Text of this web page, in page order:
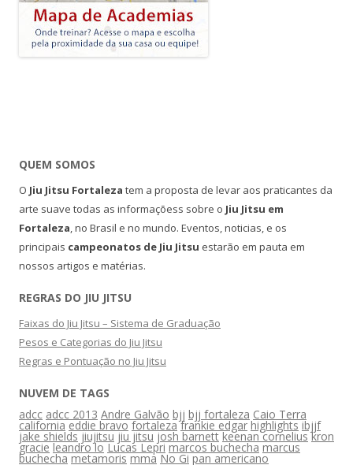
QUEM SOMOS
O Jiu Jitsu Fortaleza tem a proposta de levar aos praticantes da
arte suave todas as informaçõess sobre o Jiu Jitsu em
Fortaleza, no Brasil e no mundo. Eventos, noticias, e os
principais campeonatos de Jiu Jitsu estarão em pauta em
nossos artigos e matérias.
REGRAS DO JIU JITSU
Faixas do Jiu Jitsu – Sistema de Graduação
Pesos e Categorias do Jiu Jitsu
Regras e Pontuação no Jiu Jitsu
NUVEM DE TAGS
adcc adcc 2013 Andre Galvão bjj bjj fortaleza Caio Terra
california eddie bravo fortaleza frankie edgar highlights ibjjf
jake shields jiujitsu jiu jitsu josh barnett keenan cornelius kron
gracie leandro lo Lucas Lepri marcos buchecha marcus
buchecha metamoris mma No Gi pan americano